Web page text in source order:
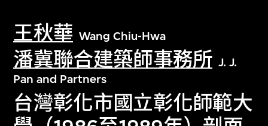
王秋華 Wang Chiu-Hwa
潘冀聯合建築師事務所 J. J.
Pan and Partners
台灣彰化市國立彰化師範大